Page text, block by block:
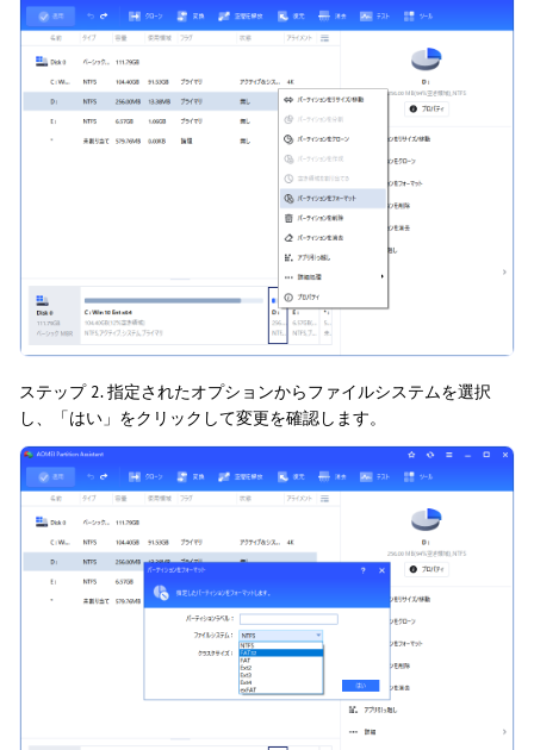
ステップ 2. 指定されたオプションからファイルシステムを選択
し、「はい」をクリックして変更を確認します。